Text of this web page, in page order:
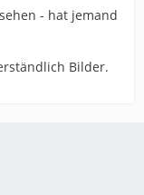
- hat jemand
Bilder.